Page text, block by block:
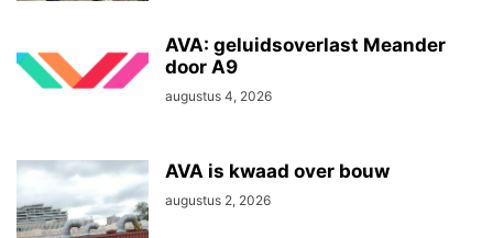
AVA: geluidsoverlast Meander
door A9
augustus 4, 2026
AVA is kwaad over bouw
augustus 2, 2026